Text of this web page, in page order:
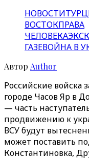
НОВОСТИ
ВОСТОКПРАВА
ЧЕЛОВЕКА
ГАЗЕВОЙНА В
Автор Author
Российские войска
городе Часов Яр в
— часть
продвижению к
ВСУ будут
может поставить
Константиновка,